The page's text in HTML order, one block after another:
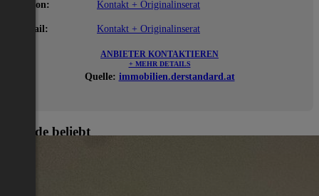
Telefon: Kontakt + Originalinserat
E-Mail: Kontakt + Originalinserat
ANBIETER KONTAKTIEREN
+ MEHR DETAILS
Quelle: immobilien.derstandard.at
Gerade beliebt